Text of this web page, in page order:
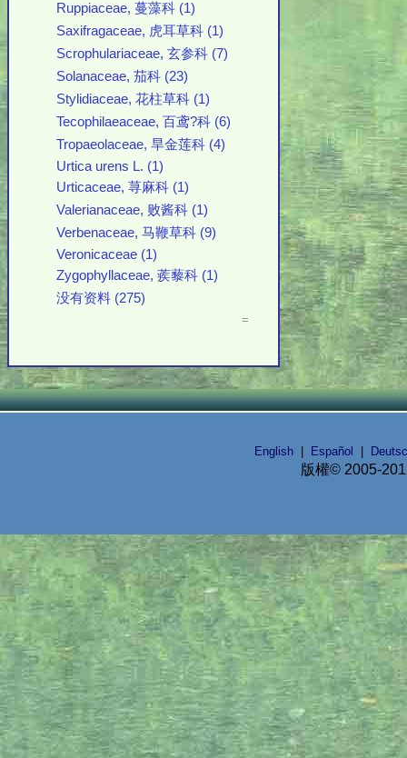
Ruppiaceae, 蔓藻科 (1)
Saxifragaceae, 虎耳草科 (1)
Scrophulariaceae, 玄参科 (7)
Solanaceae, 茄科 (23)
Stylidiaceae, 花柱草科 (1)
Tecophilaeaceae, 百鸢?科 (6)
Tropaeolaceae, 旱金莲科 (4)
Urtica urens L. (1)
Urticaceae, 荨麻科 (1)
Valerianaceae, 败酱科 (1)
Verbenaceae, 马鞭草科 (9)
Veronicaceae (1)
Zygophyllaceae, 蒺藜科 (1)
没有资料 (275)
=
English Español
版權© 2005-